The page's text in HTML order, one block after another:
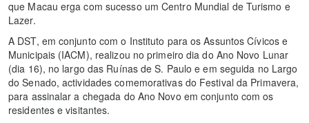
que Macau erga com sucesso um Centro Mundial de Turismo e
Lazer.
A DST, em conjunto com o Instituto para os Assuntos Cívicos e
Municipais (IACM), realizou no primeiro dia do Ano Novo Lunar
(dia 16), no largo das Ruínas de S. Paulo e em seguida no Largo
do Senado, actividades comemorativas do Festival da Primavera,
para assinalar a chegada do Ano Novo em conjunto com os
residentes e visitantes.